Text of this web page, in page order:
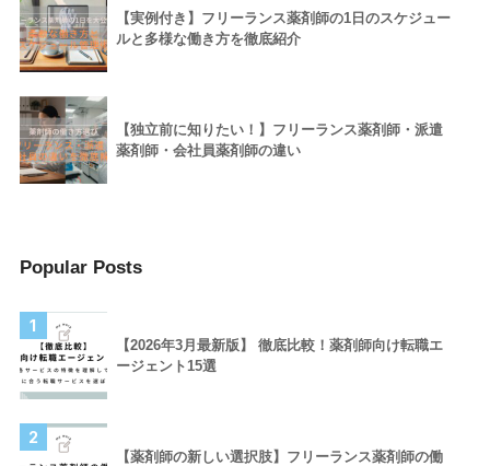
【実例付き】フリーランス薬剤師の1日のスケジュー
ルと多様な働き方を徹底紹介
【独立前に知りたい！】フリーランス薬剤師・派遣
薬剤師・会社員薬剤師の違い
Popular Posts
1
【2026年3月最新版】 徹底比較！薬剤師向け転職エ
ージェント15選
2
【薬剤師の新しい選択肢】フリーランス薬剤師の働